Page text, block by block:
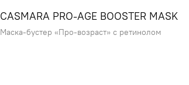
CASMARA PRO-AGE BOOSTER MASK
Маска-бустер «Про-возраст» с ретинолом